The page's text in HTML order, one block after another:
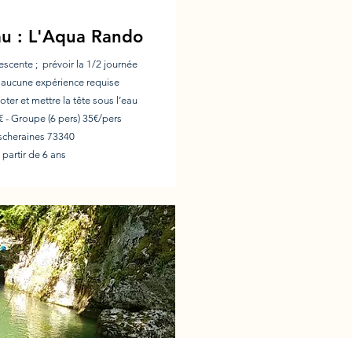
: L'Aqua Rando
; prévoir la 1/2 journée
expérience requise
et mettre la tête sous l’eau
- Groupe (6 pers) 35€/pers
73340
de 6 ans